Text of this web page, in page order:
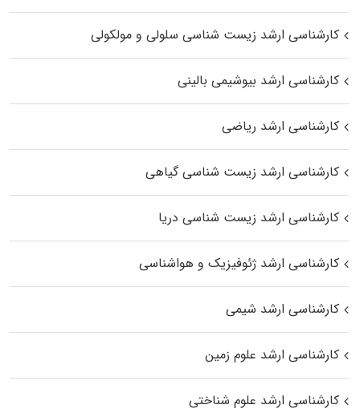
کارشناسی ارشد زیست شناسی سلولی و مولکولی
کارشناسی ارشد بیوشیمی بالینی
کارشناسی ارشد ریاضی
کارشناسی ارشد زیست‌ شناسی گیاهی
کارشناسی ارشد زیست‌ شناسی دریا
کارشناسی ارشد ژئوفیزیک و هواشناسی
کارشناسی ارشد شیمی
کارشناسی ارشد علوم زمین
کارشناسی ارشد علوم شناختی